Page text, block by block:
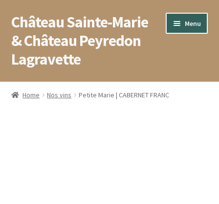
Aller
à
la
navigation
Aller
au
contenu
Château Sainte-Marie
& Château Peyredon
Lagravette
Menu
Accueil
Home Nos vins Petite Marie | CABERNET FRANC